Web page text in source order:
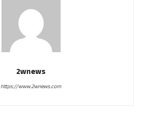
2wnews
https://www.2wnews.com